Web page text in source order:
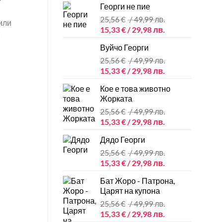
was:
25,56 €
/
15,33 €
Георги не пие
25,56€ / 49,99 лв.
Original
was:
25,56 €
/
15,33€ / 29,98 лв.
15,33 €
Вуйчо Георги
25,56€ / 49,99 лв.
Original
was:
25,56 €
/
49,99 лв..
15,33€ / 29,98 лв.
е:
/
Кое е това животно
Жорката
25,56€ / 49,99 лв.
Original
was:
25,56 €
/
15,33€ / 29,98 лв.
15,33 €
Дядо Георги
25,56€ / 49,99 лв.
Original
was:
25,56 €
/
49,99 лв..
15,33€ / 29,98 лв.
е:
/
Бат Жоро - Патрона,
Царят на купона
25,56€ / 49,99 лв.
Original
15,33€ / 29,98 лв.